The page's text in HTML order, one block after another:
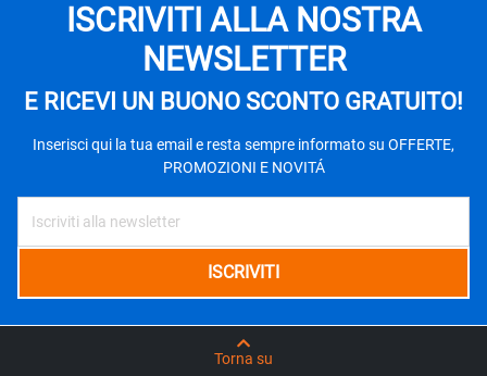
ISCRIVITI ALLA NOSTRA
NEWSLETTER
E RICEVI UN BUONO SCONTO GRATUITO!
Inserisci qui la tua email e resta sempre informato su OFFERTE,
PROMOZIONI E NOVITÁ
Torna su